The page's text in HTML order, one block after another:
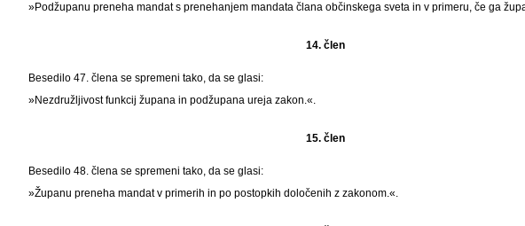
»Podžupanu preneha mandat s prenehanjem mandata člana občinskega sveta in v primeru, če ga
14. člen
Besedilo 47. člena se spremeni tako, da se glasi:
»Nezdružljivost funkcij župana in podžupana ureja zakon.«.
15. člen
Besedilo 48. člena se spremeni tako, da se glasi:
»Županu preneha mandat v primerih in po postopkih določenih z zakonom.«.